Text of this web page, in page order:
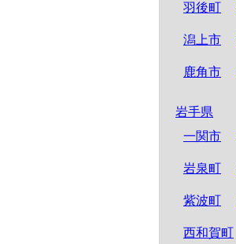
羽後町
潟上市
鹿角市
岩手県
一関市
岩泉町
紫波町
西和賀町